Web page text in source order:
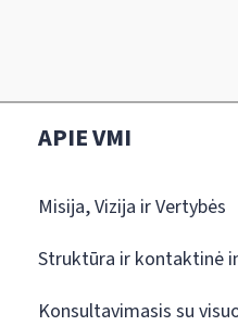
APIE VMI
Misija, Vizija ir Vertybės
Struktūra ir kontaktinė
Konsultavimasis su